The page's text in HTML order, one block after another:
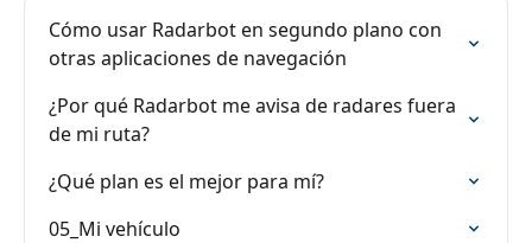
Cómo usar Radarbot en segundo plano con
otras aplicaciones de navegación
¿Por qué Radarbot me avisa de radares fuera
de mi ruta?
¿Qué plan es el mejor para mí?
05_Mi vehículo